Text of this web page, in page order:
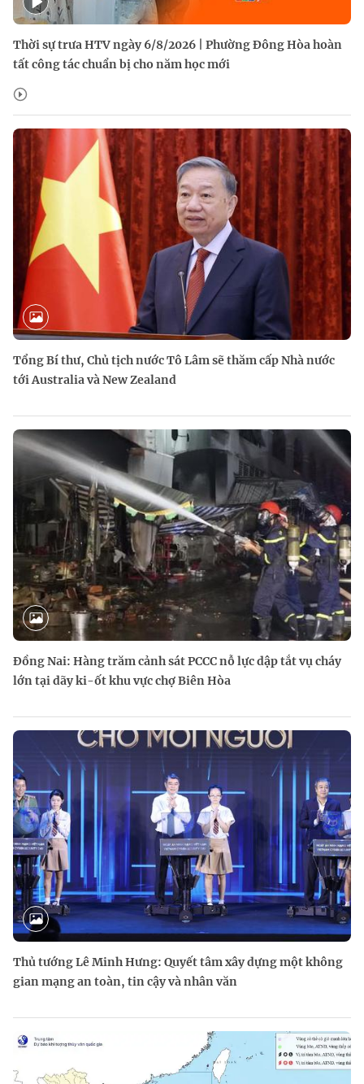
Thời sự trưa HTV ngày 6/8/2026 | Phường Đông Hòa hoàn
tất công tác chuẩn bị cho năm học mới
Tổng Bí thư, Chủ tịch nước Tô Lâm sẽ thăm cấp Nhà nước
tới Australia và New Zealand
Đồng Nai: Hàng trăm cảnh sát PCCC nỗ lực dập tắt vụ cháy
lớn tại dãy ki-ốt khu vực chợ Biên Hòa
Thủ tướng Lê Minh Hưng: Quyết tâm xây dựng một không
gian mạng an toàn, tin cậy và nhân văn